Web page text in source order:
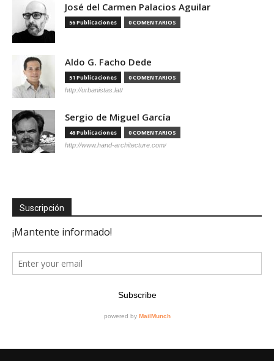
José del Carmen Palacios Aguilar
56 Publicaciones 0 COMENTARIOS
Aldo G. Facho Dede
51 Publicaciones 0 COMENTARIOS
http://urbanistas.lat/
Sergio de Miguel García
46 Publicaciones 0 COMENTARIOS
http://www.hand-architecture.com/
Suscripción